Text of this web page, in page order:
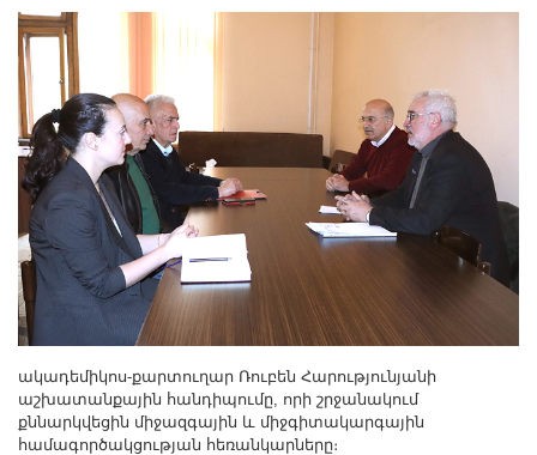
ակադեմիկոս-քարտուղար Ռուբեն Հարությունյանի
աշխատանքային հանդիպումը, որի շրջանակում
քննարկվեցին միջազգային և միջգիտակարգային
համագործակցության հեռանկարները։